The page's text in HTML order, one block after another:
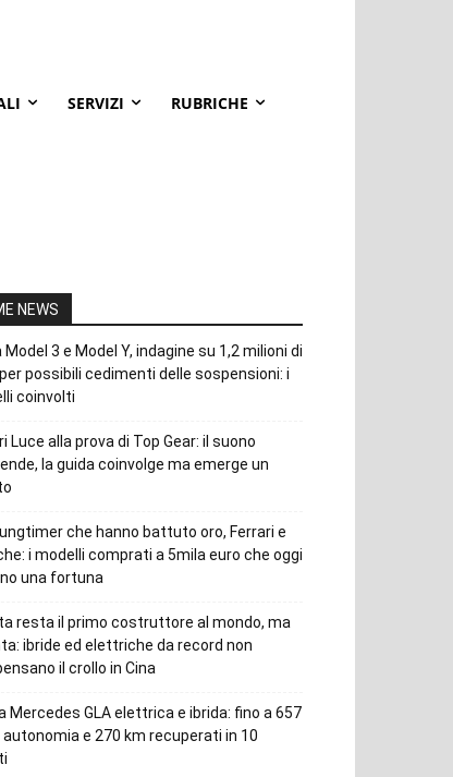
SERVIZI RUBRICHE
NEWS
Model 3 e Model Y, indagine su 1,2 milioni di
possibili cedimenti delle sospensioni: i
coinvolti
Luce alla prova di Top Gear: il suono
la guida coinvolge ma emerge un
che hanno battuto oro, Ferrari e
i modelli comprati a 5mila euro che oggi
una fortuna
resta il primo costruttore al mondo, ma
ibride ed elettriche da record non
il crollo in Cina
Mercedes GLA elettrica e ibrida: fino a 657
autonomia e 270 km recuperati in 10